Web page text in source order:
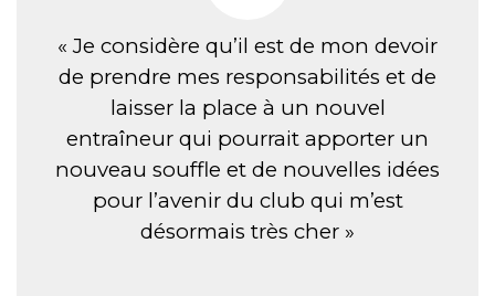
« Je considère qu’il est de mon devoir
de prendre mes responsabilités et de
laisser la place à un nouvel
entraîneur qui pourrait apporter un
nouveau souffle et de nouvelles idées
pour l’avenir du club qui m’est
désormais très cher »